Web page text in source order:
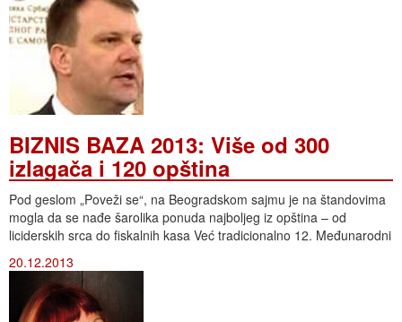
BIZNIS BAZA 2013: Više od 300
izlagača i 120 opština
Pod geslom „Poveži se“, na Beogradskom sajmu je na štandovima
mogla da se nađe šarolika ponuda najboljeg iz opština – od
liciderskih srca do fiskalnih kasa Već tradicionalno 12. Međunarodni
20.12.2013